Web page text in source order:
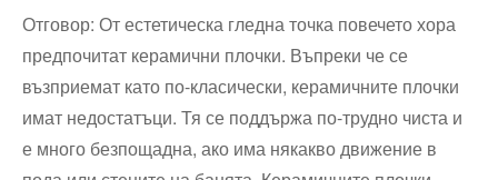
Отговор: От естетическа гледна точка повечето хора
предпочитат керамични плочки. Въпреки че се
възприемат като по-класически, керамичните плочки
имат недостатъци. Тя се поддържа по-трудно чиста и
е много безпощадна, ако има някакво движение в